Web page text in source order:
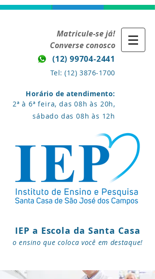
Matricule-se já!
Converse conosco
(12) 99704-2441
Tel:(12) 3876-1700
Horário de atendimento:
2ª à 6ª feira, das 08h às 20h,
sábado das 08h às 12h
IEP a Escola da Santa Casa
o ensino que coloca você em destaque!